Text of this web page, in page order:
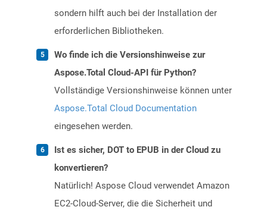
sondern hilft auch bei der Installation der
erforderlichen Bibliotheken.
Wo finde ich die Versionshinweise zur
Aspose.Total Cloud-API für Python?
Vollständige Versionshinweise können unter
Aspose.Total Cloud Documentation
eingesehen werden.
Ist es sicher, DOT to EPUB in der Cloud zu
konvertieren?
Natürlich! Aspose Cloud verwendet Amazon
EC2-Cloud-Server, die die Sicherheit und